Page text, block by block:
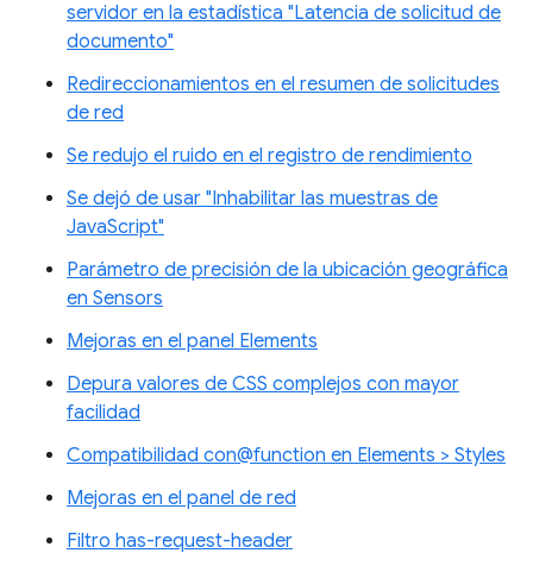
servidor en la estadística "Latencia de solicitud de
documento"
Redireccionamientos en el resumen de solicitudes
de red
Se redujo el ruido en el registro de rendimiento
Se dejó de usar "Inhabilitar las muestras de
JavaScript"
Parámetro de precisión de la ubicación geográfica
en Sensors
Mejoras en el panel Elements
Depura valores de CSS complejos con mayor
facilidad
Compatibilidad con@function en Elements > Styles
Mejoras en el panel de red
Filtro has-request-header